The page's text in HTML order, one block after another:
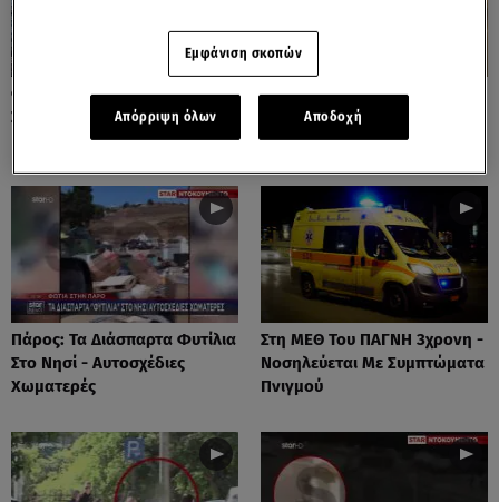
Φωτιές: Στάχτη Το Πράσινο
Στολίδι Της Δυτικής Αττικής
Πόρτο Ράφτη: Bίντεο
Ντοκουμέντο Από Το
Θανατηφόρο Τροχαίο
Πάρος: Τα Διάσπαρτα Φυτίλια
Στο Νησί - Αυτοσχέδιες
Χωματερές
Στη ΜΕΘ Του ΠΑΓΝΗ 3χρονη -
Νοσηλεύεται Με Συμπτώματα
Πνιγμού
Εμφάνιση σκοπών
Απόρριψη όλων Αποδοχή